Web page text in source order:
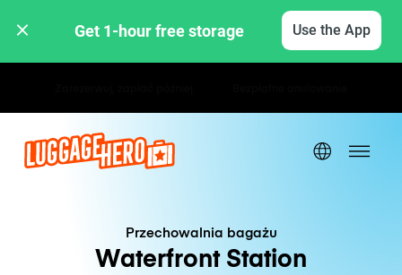
Get 1-hour free storage Use the App
Przechowalnia bagażu
Waterfront Station